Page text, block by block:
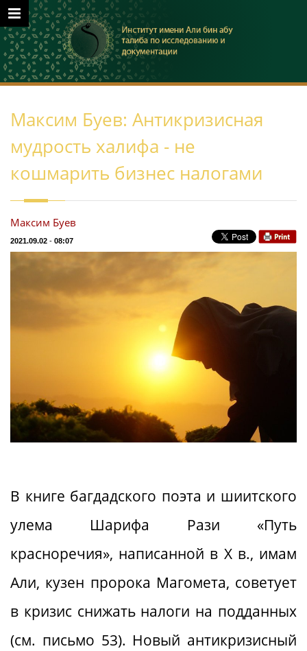
Максим Буев: Антикризисная
мудрость халифа - не
кошмарить бизнес налогами
Максим Буев
2021.09.02 - 08:07
В книге багдадского поэта и шиитского
улема Шарифа Рази «Путь
красноречия», написанной в X в., имам
Али, кузен пророка Магомета, советует
в кризис снижать налоги на подданных
(см. письмо 53). Новый антикризисный